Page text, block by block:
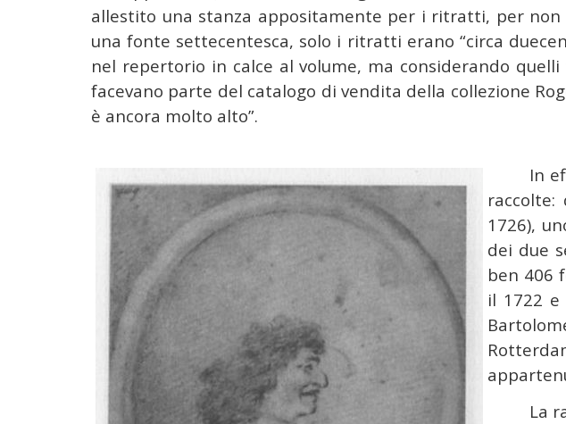
allestito una stanza appositamente per i ritratti, per
una fonte settecentesca, solo i ritratti erano “circa
nel repertorio in calce al volume, ma considerando
facevano parte del catalogo di vendita della collezione
è ancora molto alto”.
In
raccolte:
1726),
dei due
ben 406
il 1722 e
La